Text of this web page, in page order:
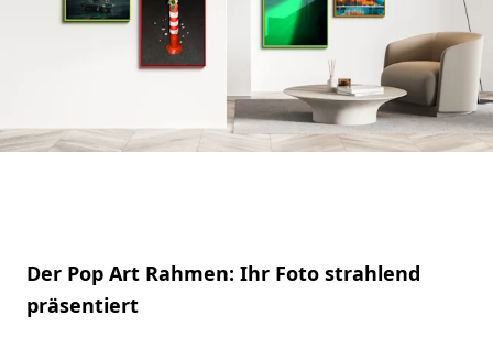
Der Pop Art Rahmen: Ihr Foto strahlend
präsentiert